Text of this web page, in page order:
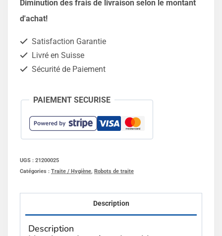
de
adaptables
Diminution des frais de livraison selon le montant
d'achat!
Satisfaction Garantie
Livré en Suisse
Sécurité de Paiement
PAIEMENT SECURISE
UGS : 21200025
Catégories : Traite / Hygiène Robots de traite
Description
Description